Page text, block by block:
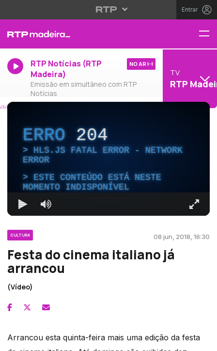
Entrar
RTP Notícias (RTP
Madeira)
Emissão em simultâneo com RTP
Notícias
NO AR
TV
RTP
ERRO204
HLS.JS FATAL ERROR - NETWORK
ERROR
ESTE CONTEÚDO ESTÁ NESTE
MOMENTO INDISPONÍVEL
CULTURA 08 jun, 2018, 16:30
Festa do cinema italiano já
arrancou
(Vídeo)
Arrancou esta quinta-feira mais uma edição da festa